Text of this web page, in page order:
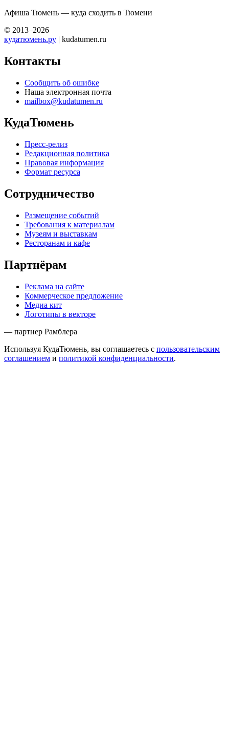
Афиша Тюмень — куда сходить в Тюмени
© 2013–2026
кудатюмень.ру | kudatumen.ru
Контакты
Сообщить об ошибке
Наша электронная почта
mailbox@kudatumen.ru
КудаТюмень
Пресс-релиз
Редакционная политика
Правовая информация
Формат ресурса
Сотрудничество
Размещение событий
Требования к материалам
Музеям и выставкам
Ресторанам и кафе
Партнёрам
Реклама на сайте
Коммерческое предложение
Медиа кит
Логотипы в векторе
— партнер Рамблера
Используя КудаТюмень, вы соглашаетесь с пользовательским
соглашением и политикой конфиденциальности.